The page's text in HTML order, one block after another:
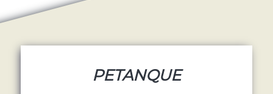
PETANQUE